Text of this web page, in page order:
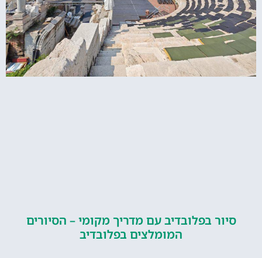
בפלובדיב עם מדריך מקומי – הסיורים
המומלצים בפלובדיב